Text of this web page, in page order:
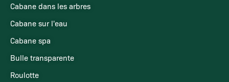
Cabane dans les arbres
Cabane sur l'eau
Cabane spa
Bulle transparente
Roulotte